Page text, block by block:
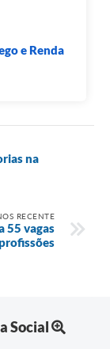
e Renda
na
RECENTE
55 vagas
Social